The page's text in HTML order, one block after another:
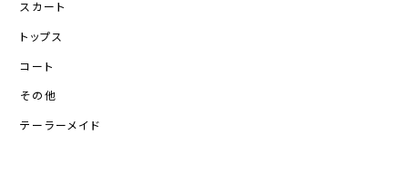
スカート
トップス
コート
その他
テーラーメイド